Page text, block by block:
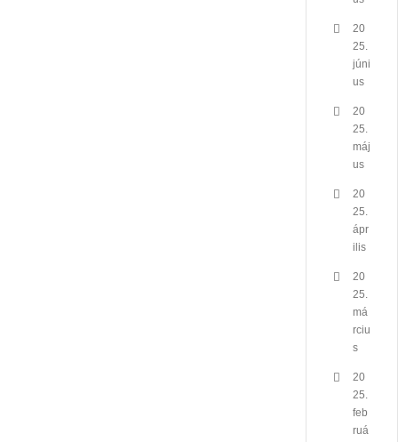
20
25.
júni
us
20
25.
máj
us
20
25.
ápr
ilis
20
25.
má
rciu
s
20
25.
feb
ruá